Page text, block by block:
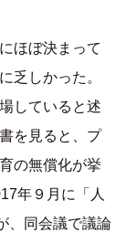
ほぼ決まって
乏しかった。
していると述
を見ると、プ
の無償化が挙
年９月に「人
、同会議で議論